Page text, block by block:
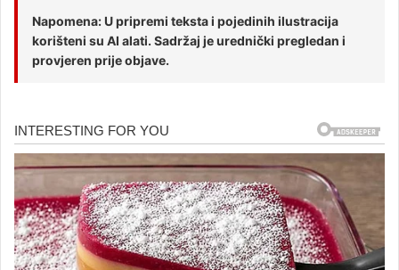
Napomena: U pripremi teksta i pojedinih ilustracija
korišteni su AI alati. Sadržaj je urednički pregledan i
provjeren prije objave.